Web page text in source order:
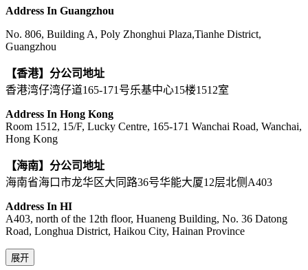
Address In Guangzhou
No. 806, Building A, Poly Zhonghui Plaza,Tianhe District,
Guangzhou
【香港】分公司地址
香港湾仔湾仔道165-171号乐基中心15楼1512室
Address In Hong Kong
Room 1512, 15/F, Lucky Centre, 165-171 Wanchai Road, Wanchai,
Hong Kong
【海南】分公司地址
海南省海口市龙华区大同路36号华能大厦12层北侧A403
Address In HI
A403, north of the 12th floor, Huaneng Building, No. 36 Datong
Road, Longhua District, Haikou City, Hainan Province
展开